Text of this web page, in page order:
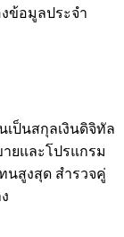
ข้อมูลประจำ
ป็นสกุลเงินดิจิทัล
ยและโปรแกรม
นสูงสุด สำรวจคู่